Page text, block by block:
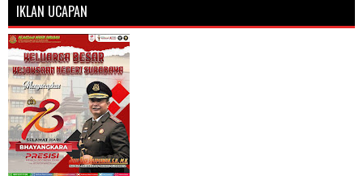
IKLAN UCAPAN